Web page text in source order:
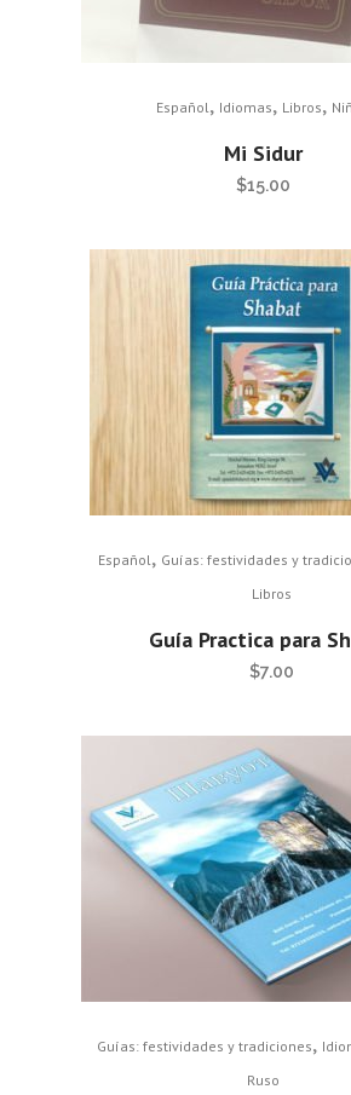
Español, Idiomas, Libros,
Mi Sidur
$15.00
Español, Guías: festividades y
Libros
Guía Practica para
$7.00
Guías: festividades y tradiciones,
Ruso